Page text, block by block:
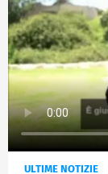
ULTIME NOTIZIE